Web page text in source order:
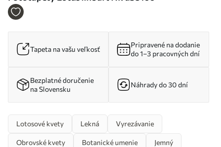
Tapeta na vašu veľkosť
Pripravené na dodanie
do 1–3 pracovných dní
Bezplatné doručenie
na Slovensku
Náhrady do 30 dní
Lotosové kvety Lekná Vyrezávanie
Obrovské kvety Botanické umenie Jemný